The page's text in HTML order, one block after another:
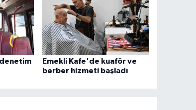
denetim
Emekli Kafe'de kuaför ve
berber hizmeti başladı